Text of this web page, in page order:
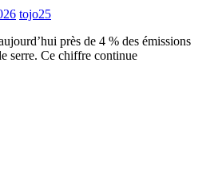
tojo25
près de 4 % des émissions
serre. Ce chiffre continue